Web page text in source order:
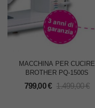
MACCHINA PER CUCIRE
BROTHER PQ-1500S
799,00€ 1.499,00€